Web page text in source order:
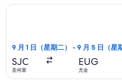
9 月 1 日（星期二） - 9 月 5 日（星
SJC
圣何塞
EUG
尤金
选择美國西南航空航班，9 月 1